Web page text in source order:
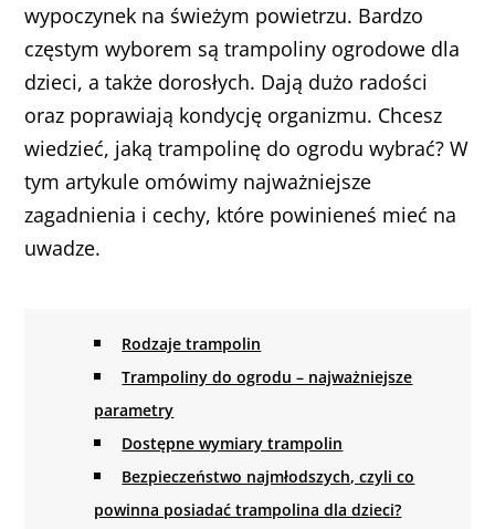
wypoczynek na świeżym powietrzu. Bardzo
częstym wyborem są trampoliny ogrodowe dla
dzieci, a także dorosłych. Dają dużo radości
oraz poprawiają kondycję organizmu. Chcesz
wiedzieć, jaką trampolinę do ogrodu wybrać? W
tym artykule omówimy najważniejsze
zagadnienia i cechy, które powinieneś mieć na
uwadze.
Rodzaje trampolin
Trampoliny do ogrodu – najważniejsze
parametry
Dostępne wymiary trampolin
Bezpieczeństwo najmłodszych, czyli co
powinna posiadać trampolina dla dzieci?